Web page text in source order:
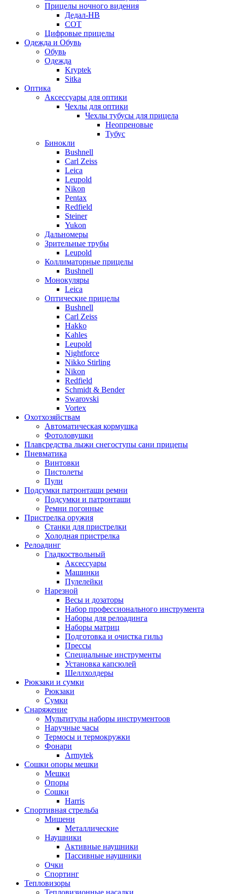
Прицелы ночного видения
Дедал-НВ
СОТ
Цифровые прицелы
Одежда и Обувь
Обувь
Одежда
Kryptek
Sitka
Оптика
Аксессуары для оптики
Чехлы для оптики
Чехлы тубусы для прицела
Неопреновые
Тубус
Бинокли
Bushnell
Carl Zeiss
Leica
Leupold
Nikon
Pentax
Redfield
Steiner
Yukon
Дальномеры
Зрительные трубы
Leupold
Коллиматорные прицелы
Bushnell
Монокуляры
Leica
Оптические прицелы
Bushnell
Carl Zeiss
Hakko
Kahles
Leupold
Nightforce
Nikko Stirling
Nikon
Redfield
Schmidt & Bender
Swarovski
Vortex
Охотхозяйствам
Автоматическая кормушка
Фотоловушки
Плавсредства лыжи снегоступы сани прицепы
Пневматика
Винтовки
Пистолеты
Пули
Подсумки патронташи ремни
Подсумки и патронташи
Ремни погонные
Пристрелка оружия
Станки для пристрелки
Холодная пристрелка
Релоадинг
Гладкоствольный
Аксессуары
Машинки
Пулелейки
Нарезной
Весы и дозаторы
Набор профессионального инструмента
Наборы для релоадинга
Наборы матриц
Подготовка и очистка гильз
Прессы
Специальные инструменты
Установка капсюлей
Шеллхолдеры
Рюкзаки и сумки
Рюкзаки
Сумки
Снаряжение
Мультитулы наборы инструментоов
Наручные часы
Термосы и термокружки
Фонари
Armytek
Сошки опоры мешки
Мешки
Опоры
Сошки
Harris
Спортивная стрельба
Мишени
Металлические
Наушники
Активные наушники
Пассивные наушники
Очки
Спортинг
Тепловизоры
Тепловизионные насадки